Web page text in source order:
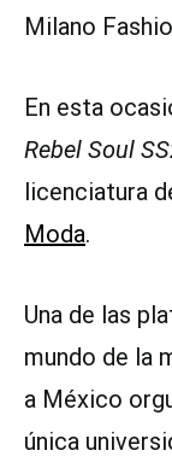
Milano
En esta
Rebel Soul
licenciatura
Moda.
Una de las
mundo de la
a México
única